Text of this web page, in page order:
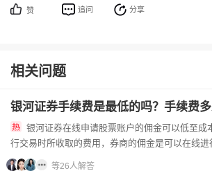
赞 追问 分享
相关问题
银河证券手续费是最低的吗？手续费
行交易时所收取的费用，券商的佣金是可以在线
户前事先预约好证券公司的客户经理，让线上的
等26人解答